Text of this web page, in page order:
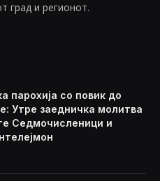
град и регионот.
парохија со повик до
Утре заедничка молитва
Седмочисленици и